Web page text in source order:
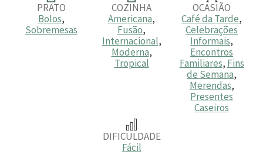
PRATO
Bolos,
Sobremesas
COZINHA
Americana,
Fusão,
Internacional,
Moderna,
Tropical
OCASIÃO
Café da Tarde,
Celebrações
Informais,
Encontros
Familiares, Fins
de Semana,
Merendas,
Presentes
Caseiros
DIFICULDADE
Fácil